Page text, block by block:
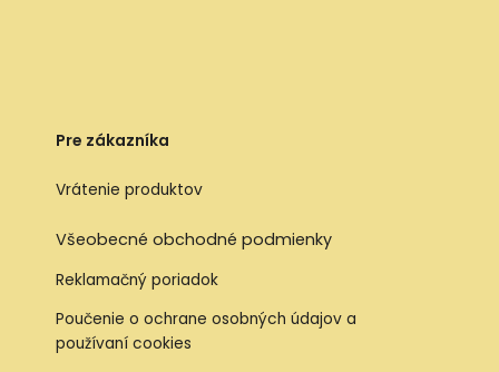
Pre zákazníka
Vrátenie produktov
Všeobecné obchodné podmienky
Reklamačný poriadok
Poučenie o ochrane osobných údajov a
používaní cookies